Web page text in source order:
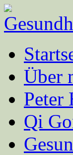
Über
Peter
Qi